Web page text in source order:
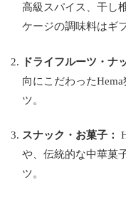
高級スパイス、干し
ケージの調味料はギ
ドライフルーツ・ナ
向にこだわった
ツ。
スナック・お菓子：
や、伝統的な中華菓
ツ。